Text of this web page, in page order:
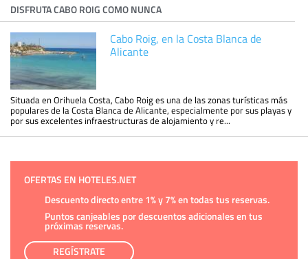
DISFRUTA CABO ROIG COMO NUNCA
Cabo Roig, en la Costa Blanca de
Alicante
Situada en Orihuela Costa, Cabo Roig es una de las zonas turísticas más
populares de la Costa Blanca de Alicante, especialmente por sus playas y
por sus excelentes infraestructuras de alojamiento y re...
OFERTAS EN HOTELES.NET
Descuento directo entre 1% y 7% en todas tus reservas.
Puntos canjeables por descuentos adicionales en tus
próximas reservas.
REGÍSTRATE